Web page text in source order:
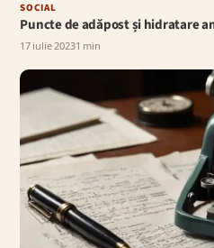
SOCIAL
Puncte de adăpost și hidratare
17 iulie 20231 min